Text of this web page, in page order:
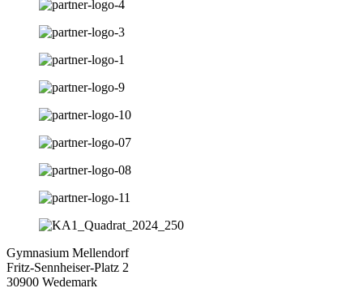
Gymnasium Mellendorf
Fritz-Sennheiser-Platz 2
30900 Wedemark